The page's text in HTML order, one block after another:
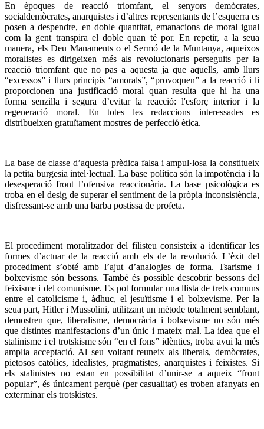
En èpoques de reacció triomfant, el senyors demòcrates,
socialdemòcrates, anarquistes i d’altres representants de l’esquerra es
posen a despendre, en doble quantitat, emanacions de moral igual
com la gent transpira el doble quan té por. En repetir, a la seua
manera, els Deu Manaments o el Sermó de la Muntanya, aqueixos
moralistes es dirigeixen més als revolucionaris perseguits per la
reacció triomfant que no pas a aquesta ja que aquells, amb llurs
“excessos” i llurs principis “amorals”, “provoquen” a la reacció i li
proporcionen una justificació moral quan resulta que hi ha una
forma senzilla i segura d’evitar la reacció: l'esforç interior i la
regeneració moral. En totes les redaccions interessades es
distribueixen gratuïtament mostres de perfecció ètica.
La base de classe d’aquesta prèdica falsa i ampul·losa la constitueix
la petita burgesia intel·lectual. La base política són la impotència i la
desesperació front l’ofensiva reaccionària. La base psicològica es
troba en el desig de superar el sentiment de la pròpia inconsistència,
disfressant-se amb una barba postissa de profeta.
El procediment moralitzador del filisteu consisteix a identificar les
formes d’actuar de la reacció amb els de la revolució. L’èxit del
procediment s’obté amb l’ajut d’analogies de forma. Tsarisme i
bolxevisme són bessons. També és possible descobrir bessons del
feixisme i del comunisme. Es pot formular una llista de trets comuns
entre el catolicisme i, àdhuc, el jesuïtisme i el bolxevisme. Per la
seua part, Hitler i Mussolini, utilitzant un mètode totalment semblant,
demostren que, liberalisme, democràcia i bolxevisme no són més
que distintes manifestacions d’un únic i mateix mal. La idea que el
stalinisme i el trotskisme són “en el fons” idèntics, troba avui la més
amplia acceptació. Al seu voltant reuneix als liberals, demòcrates,
pietosos catòlics, idealistes, pragmatistes, anarquistes i feixistes. Si
els stalinistes no estan en possibilitat d’unir-se a aqueix “front
popular”, és únicament perquè (per casualitat) es troben afanyats en
exterminar els trotskistes.